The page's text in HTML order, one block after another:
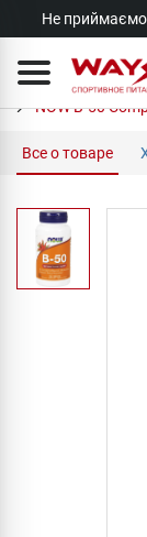
Не
NOW B-50
Все о товаре